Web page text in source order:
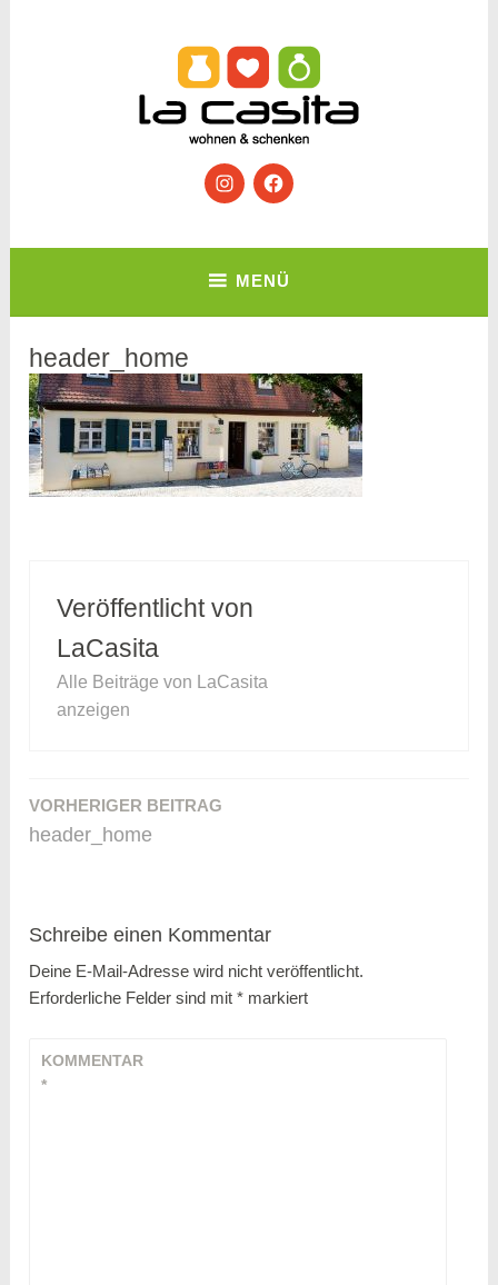
Wohnen & Schenken InstagramFacebook
MENÜ
header_home
Veröffentlicht von
LaCasita
Alle Beiträge von LaCasita
anzeigen
Beitragsnavigation
VORHERIGER BEITRAG
header_home
Schreibe einen Kommentar
Deine E-Mail-Adresse wird nicht veröffentlicht.
Erforderliche Felder sind mit* markiert
KOMMENTAR
*